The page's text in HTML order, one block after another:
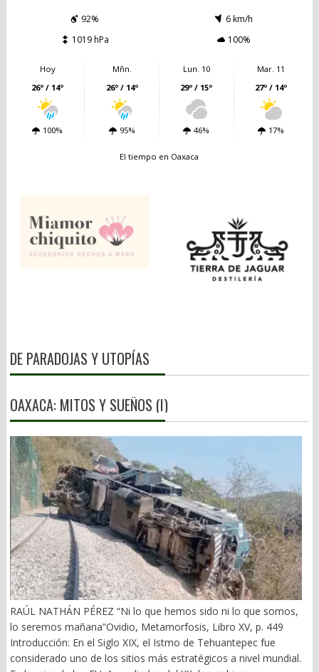
92%
6 km/h
1019 hPa
100%
Hoy
26º / 14º
100%
Mñn.
26º / 14º
95%
Lun. 10
29º / 15º
46%
Mar. 11
27º / 14º
17%
El tiempo en Oaxaca
DE PARADOJAS Y UTOPÍAS
OAXACA: MITOS Y SUEÑOS (I)
RAÚL NATHÁN PÉREZ “Ni lo que hemos sido ni lo que somos,
lo seremos mañana”Ovidio, Metamorfosis, Libro XV, p. 449
Introducción: En el Siglo XIX, el Istmo de Tehuantepec fue
considerado uno de los sitios más estratégicos a nivel mundial.